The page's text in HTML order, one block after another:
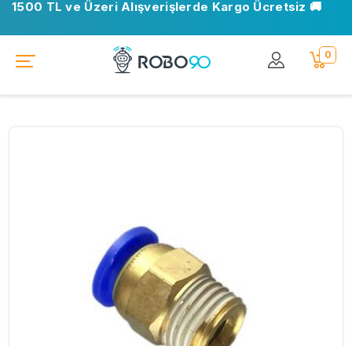
1500 TL ve Üzeri Alışverişlerde Kargo Ücretsiz 🚚
0